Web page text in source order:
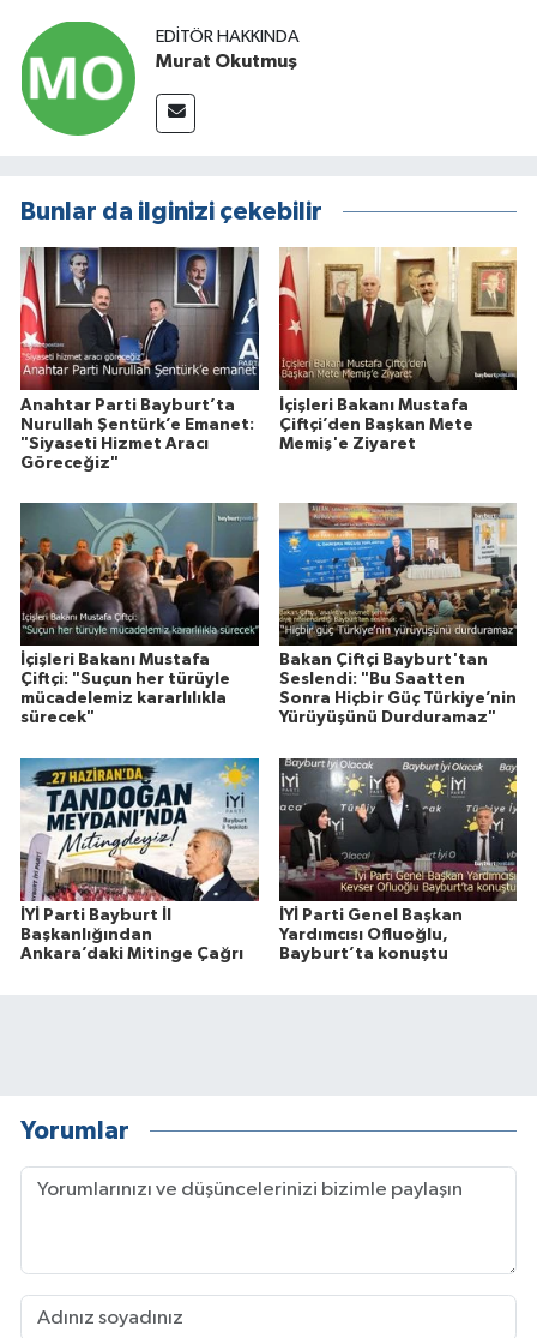
EDITÖR HAKKINDA
Murat Okutmuş
Bunlar da ilginizi çekebilir
Anahtar Parti Bayburt’ta
Nurullah Şentürk’e Emanet:
"Siyaseti Hizmet Aracı
Göreceğiz"
İçişleri Bakanı Mustafa
Çiftçi’den Başkan Mete
Memiş'e Ziyaret
İçişleri Bakanı Mustafa
Çiftçi: "Suçun her türüyle
mücadelemiz kararlılıkla
sürecek"
Bakan Çiftçi Bayburt'tan
Seslendi: "Bu Saatten
Sonra Hiçbir Güç Türkiye’nin
Yürüyüşünü Durduramaz"
İYİ Parti Bayburt İl
Başkanlığından
Ankara’daki Mitinge Çağrı
İYİ Parti Genel Başkan
Yardımcısı Ofluoğlu,
Bayburt’ta konuştu
Yorumlar